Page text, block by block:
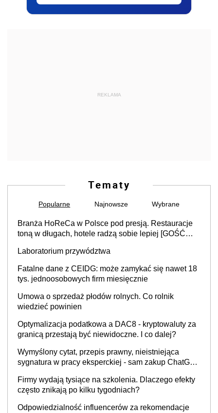
REKLAMA
Tematy
Popularne Najnowsze Wybrane
Branża HoReCa w Polsce pod presją. Restauracje
toną w długach, hotele radzą sobie lepiej [GOŚĆ
Laboratorium przywództwa
Fatalne dane z CEIDG: może zamykać się nawet 18
tys. jednoosobowych firm miesięcznie
Umowa o sprzedaż płodów rolnych. Co rolnik
wiedzieć powinien
Optymalizacja podatkowa a DAC8 - kryptowaluty za
granicą przestają być niewidoczne. I co dalej?
Wymyślony cytat, przepis prawny, nieistniejąca
sygnatura w pracy eksperckiej - sam zakup ChatGPT
Firmy wydają tysiące na szkolenia. Dlaczego efekty
często znikają po kilku tygodniach?
Odpowiedzialność influencerów za rekomendacje